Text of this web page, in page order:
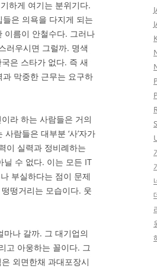
하게 여기는 분위기다.
은 의욕을 다지게 되는
이름이 안철수다. 그러나
러우시면 그럴까. 명색
은 스타가 없다. 즉 새
막중한 근무는 요구하
라 하는 사람들은 거의
람들은 대부분 ‘사’자가
이 실력과 정비례하는
닐 수 없다. 이는 모든 IT
부실하다는 점이 문제
떵거리는 모습이다. 웃
나 갈까. 그 대기업의
고 아웅하는 꼴이다. 그
외면한채 과대포장시